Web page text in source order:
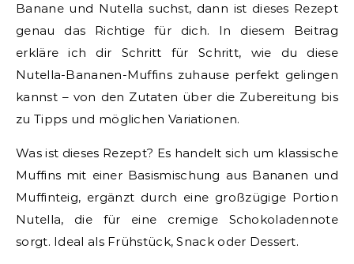
Banane und Nutella suchst, dann ist dieses Rezept
genau das Richtige für dich. In diesem Beitrag
erkläre ich dir Schritt für Schritt, wie du diese
Nutella-Bananen-Muffins zuhause perfekt gelingen
kannst – von den Zutaten über die Zubereitung bis
zu Tipps und möglichen Variationen.
Was ist dieses Rezept? Es handelt sich um klassische
Muffins mit einer Basismischung aus Bananen und
Muffinteig, ergänzt durch eine großzügige Portion
Nutella, die für eine cremige Schokoladennote
sorgt. Ideal als Frühstück, Snack oder Dessert.